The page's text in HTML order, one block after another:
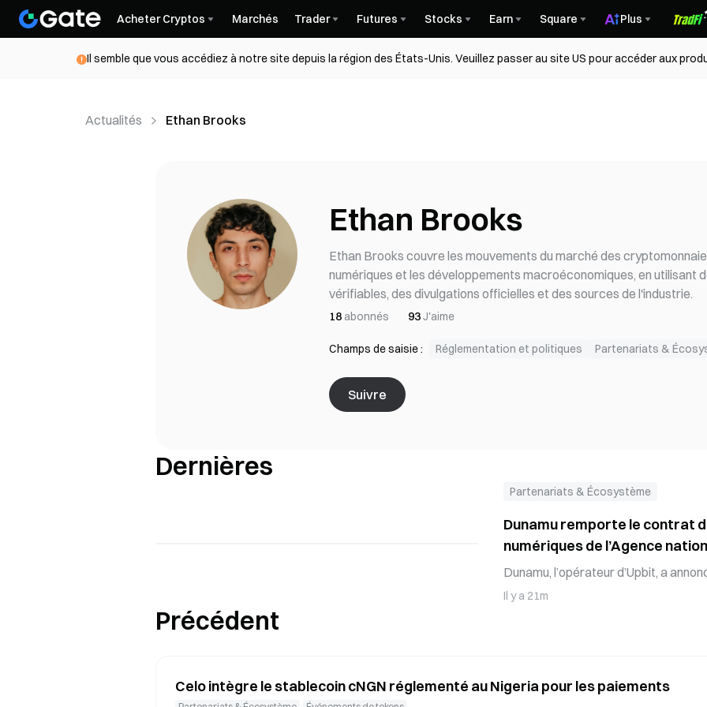
Acheter Cryptos Marchés Trader Futures Stocks Earn Square Plus
Il semble que vous accédiez à notre site depuis la région des États-Unis. Veuillez passer au site US pour accéder aux
Actualités Ethan Brooks
Ethan Brooks
Ethan Brooks couvre les mouvements du marché des
numériques et les développements macroéconomiques, en utilisant
vérifiables, des divulgations officielles et des sources de l'industrie.
18abonnés 93J'aime
Champs de saisie : Réglementation et politiques Partenariats &
Suivre
Dernières
Partenariats & Écosystème
Dunamu remporte le contrat
numériques de l’Agence
Dunamu, l’opérateur d’Upbit, a
attributaire définitif du marché de
soumissionnaire pressenti le 8 du
Il y a 21m
Précédent
Celo intègre le stablecoin cNGN réglementé au Nigeria pour les paiements